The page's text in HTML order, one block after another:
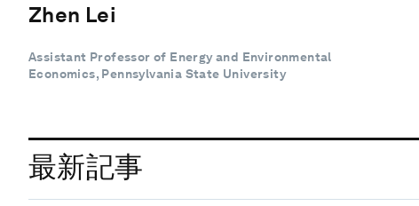
Zhen Lei
Assistant Professor of Energy and Environmental
Economics, Pennsylvania State University
最新記事